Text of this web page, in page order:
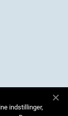
indstillinger,